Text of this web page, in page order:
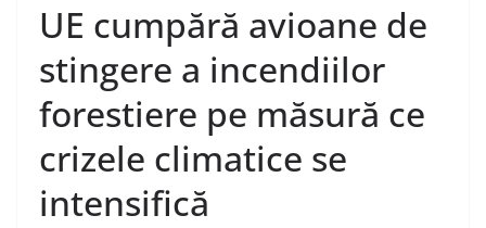
UE cumpără avioane de
stingere a incendiilor
forestiere pe măsură ce
crizele climatice se
intensifică